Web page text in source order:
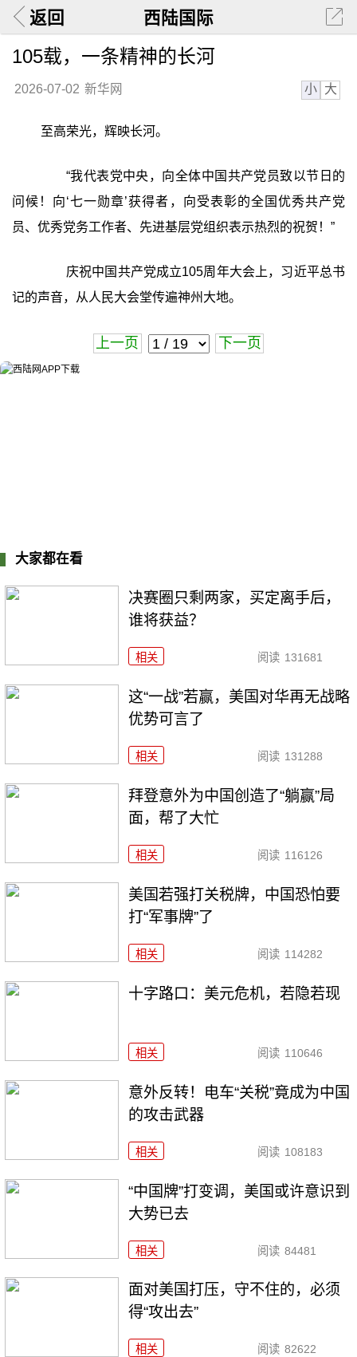
返回 西陆国际
105载，一条精神的长河
2026-07-02 新华网 小 大
至高荣光，辉映长河。
“我代表党中央，向全体中国共产党员致以节日的
问候！向‘七一勋章’获得者，向受表彰的全国优秀共产党
员、优秀党务工作者、先进基层党组织表示热烈的祝贺！”
庆祝中国共产党成立105周年大会上，习近平总书
记的声音，从人民大会堂传遍神州大地。
上一页 下一页
大家都在看
决赛圈只剩两家，买定离手后，
谁将获益？
相关 阅读 131681
这“一战”若赢，美国对华再无战略
优势可言了
相关 阅读 131288
拜登意外为中国创造了“躺赢”局
面，帮了大忙
相关 阅读 116126
美国若强打关税牌，中国恐怕要
打“军事牌”了
相关 阅读 114282
十字路口：美元危机，若隐若现
相关 阅读 110646
意外反转！电车“关税”竟成为中国
的攻击武器
相关 阅读 108183
“中国牌”打变调，美国或许意识到
大势已去
相关 阅读 84481
面对美国打压，守不住的，必须
得“攻出去”
相关 阅读 82622